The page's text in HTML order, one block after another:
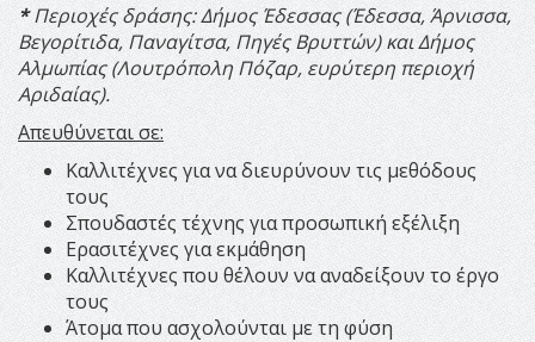
*Περιοχές δράσης: Δήμος Έδεσσας (Έδεσσα, Άρνισσα,
Βεγορίτιδα, Παναγίτσα, Πηγές Βρυττών) και Δήμος
Αλμωπίας (Λουτρόπολη Πόζαρ, ευρύτερη περιοχή
Αριδαίας).
Απευθύνεται σε:
Καλλιτέχνες για να διευρύνουν τις μεθόδους
τους
Σπουδαστές τέχνης για προσωπική εξέλιξη
Ερασιτέχνες για εκμάθηση
Καλλιτέχνες που θέλουν να αναδείξουν το έργο
τους
Άτομα που ασχολούνται με τη φύση